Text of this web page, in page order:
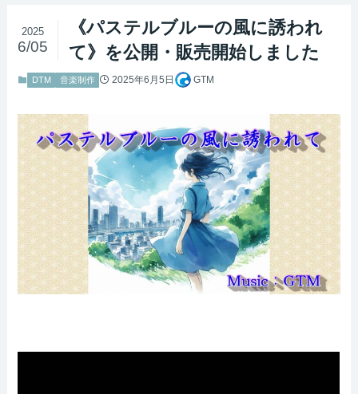
《パステルブルーの風に誘われ
て》を公開・販売開始しました
2025
6/05
DTM 音楽制作 2025年6月5日 GTM